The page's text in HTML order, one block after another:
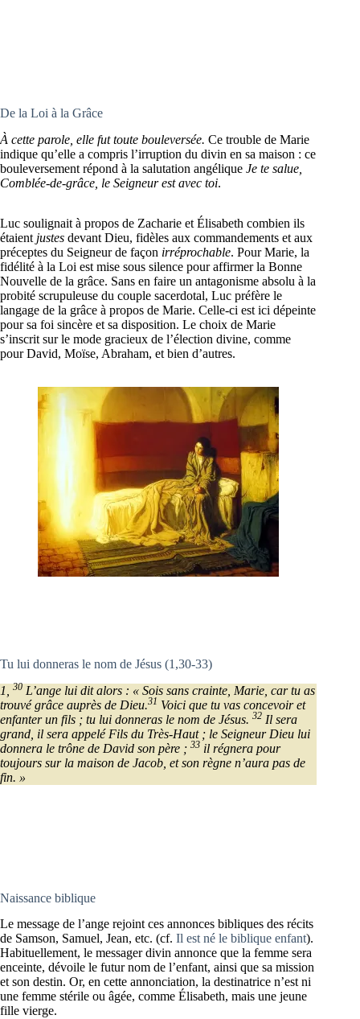
De la Loi à la Grâce
À cette parole, elle fut toute bouleversée. Ce trouble de Marie
indique qu’elle a compris l’irruption du divin en sa maison : ce
bouleversement répond à la salutation angélique Je te salue,
Comblée-de-grâce, le Seigneur est avec toi.
Luc soulignait à propos de Zacharie et Élisabeth combien ils
étaient justes devant Dieu, fidèles aux commandements et aux
préceptes du Seigneur de façon irréprochable. Pour Marie, la
fidélité à la Loi est mise sous silence pour affirmer la Bonne
Nouvelle de la grâce. Sans en faire un antagonisme absolu à la
probité scrupuleuse du couple sacerdotal, Luc préfère le
langage de la grâce à propos de Marie. Celle-ci est ici dépeinte
pour sa foi sincère et sa disposition. Le choix de Marie
s’inscrit sur le mode gracieux de l’élection divine, comme
pour David, Moïse, Abraham, et bien d’autres.
Tu lui donneras le nom de Jésus (1,30-33)
1,
30 L’ange lui dit alors : « Sois sans crainte, Marie, car tu as
trouvé grâce auprès de Dieu.31 Voici que tu vas concevoir et
enfanter un fils ; tu lui donneras le nom de Jésus. 32 Il sera
grand, il sera appelé Fils du Très-Haut ; le Seigneur Dieu lui
donnera le trône de David son père ; 33 il régnera pour
toujours sur la maison de Jacob, et son règne n’aura pas de
fin. »
Naissance biblique
Le message de l’ange rejoint ces annonces bibliques des récits
de Samson, Samuel, Jean, etc. (cf. Il est né le biblique enfant).
Habituellement, le messager divin annonce que la femme sera
enceinte, dévoile le futur nom de l’enfant, ainsi que sa mission
et son destin. Or, en cette annonciation, la destinatrice n’est ni
une femme stérile ou âgée, comme Élisabeth, mais une jeune
fille vierge.